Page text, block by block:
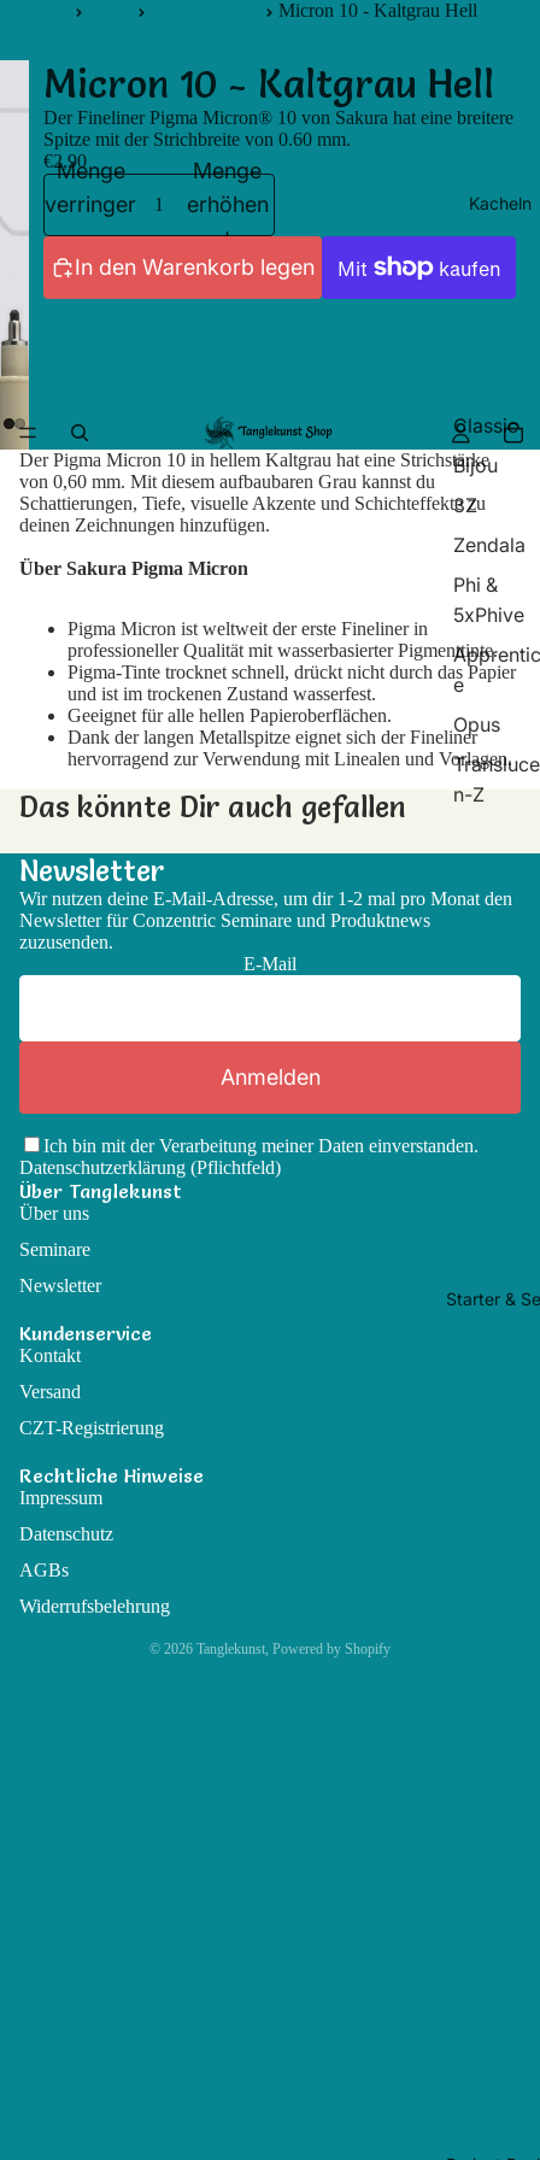
Kacheln
Classic
Bijou
3Z
Zendala
Phi &
5xPhive
Apprentic
e
Opus
Transluce
n-Z
Starter &
Micron 10 - Kaltgrau Hell
Micron 10 - Kaltgrau Hell
Der Fineliner Pigma Micron® 10 von Sakura hat eine breitere
Spitze mit der Strichbreite von 0.60 mm.
€2,90
Menge
verringern
Menge
erhöhen
In den Warenkorb legen
Der Pigma Micron 10 in hellem Kaltgrau hat eine Strichstärke
von 0,60 mm. Mit diesem aufbaubaren Grau kannst du
Schattierungen, Tiefe, visuelle Akzente und Schichteffekte zu
deinen Zeichnungen hinzufügen.
Über Sakura Pigma Micron
Pigma Micron ist weltweit der erste Fineliner in
professioneller Qualität mit wasserbasierter Pigmenttinte.
Pigma-Tinte trocknet schnell, drückt nicht durch das Papier
und ist im trockenen Zustand wasserfest.
Geeignet für alle hellen Papieroberflächen.
Dank der langen Metallspitze eignet sich der Fineliner
hervorragend zur Verwendung mit Linealen und Vorlagen.
Das könnte Dir auch gefallen
Newsletter
Wir nutzen deine E-Mail-Adresse, um dir 1-2 mal pro Monat den
Newsletter für Conzentric Seminare und Produktnews
zuzusenden.
E-Mail
Anmelden
Ich bin mit der Verarbeitung meiner Daten einverstanden.
Datenschutzerklärung (Pflichtfeld)
Über Tanglekunst
Über uns
Seminare
Newsletter
Kundenservice
Kontakt
Versand
CZT-Registrierung
Rechtliche Hinweise
Impressum
Datenschutz
AGBs
Widerrufsbelehrung
© 2026 Tanglekunst, Powered by Shopify